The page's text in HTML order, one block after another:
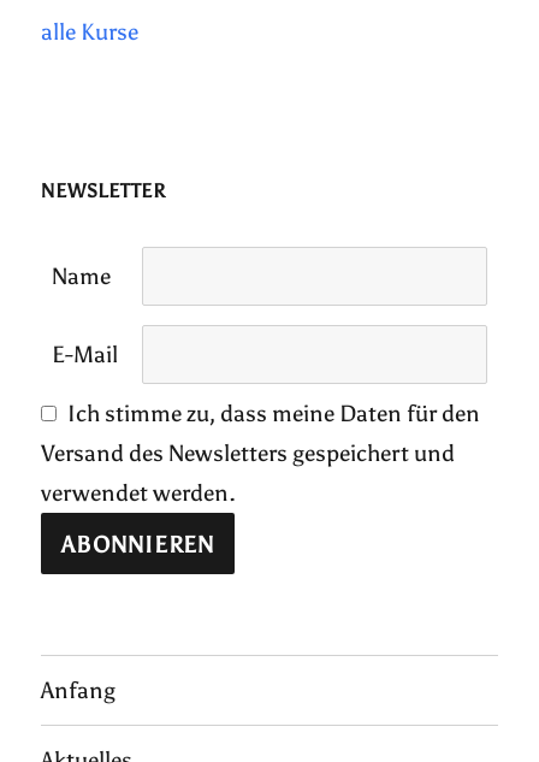
alle Kurse
NEWSLETTER
Name
E-Mail
Ich stimme zu, dass meine Daten für den
Versand des Newsletters gespeichert und
verwendet werden.
Anfang